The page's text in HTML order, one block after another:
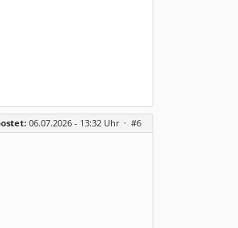
06.07.2026 - 13:32 Uhr · #6